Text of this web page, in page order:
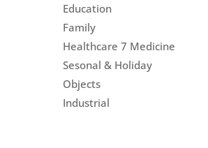
Education
Family
Healthcare 7 Medicine
Sesonal & Holiday
Objects
Industrial